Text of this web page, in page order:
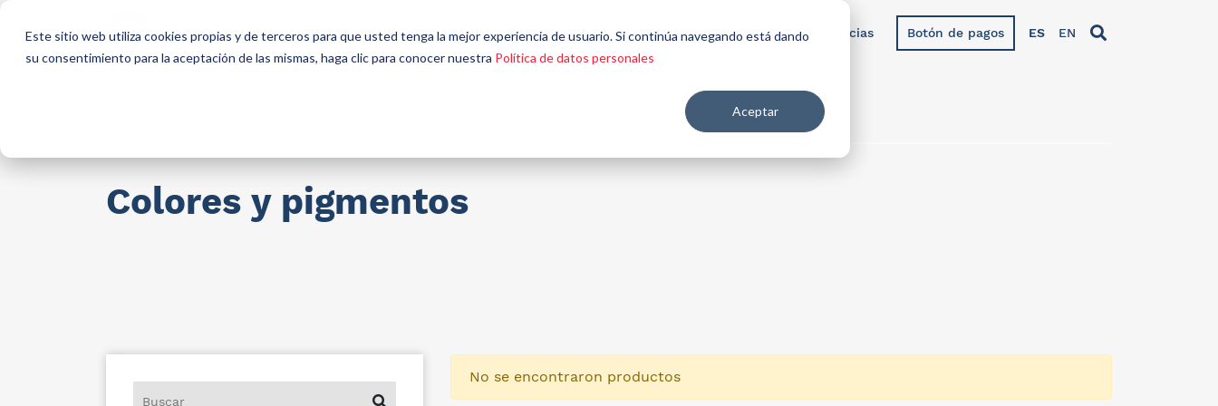
Este sitio web utiliza cookies propias y de terceros para que usted tenga la mejor experiencia de usuario. Si continúa navegando está dando
su consentimiento para la aceptación de las mismas, haga clic para conocer nuestra Política de datos personales
Aceptar
somos
aliados
mercados
Contáctenos Noticias Botón de pagos ES EN
Colores y pigmentos
No se encontraron productos